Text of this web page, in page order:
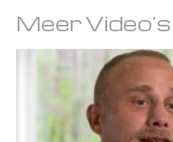
Meer Video’s